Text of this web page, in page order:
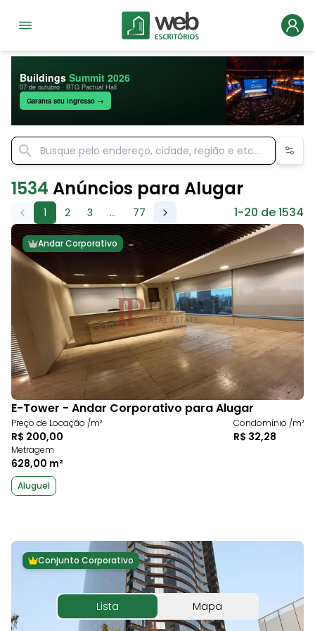
Buildings Summit 2026
07 de outubro · BTG Pactual Hall
Garanta seu ingresso →
1534 Anúncios para Alugar
1 2 3 ... 77 1-20 de 1534
Andar Corporativo
E-Tower - Andar Corporativo para Alugar
Preço de Locação /m²
R$ 200,00
Condomínio /m²
R$ 32,28
Metragem
628,00 m²
Aluguel
Conjunto Corporativo
Lista Mapa